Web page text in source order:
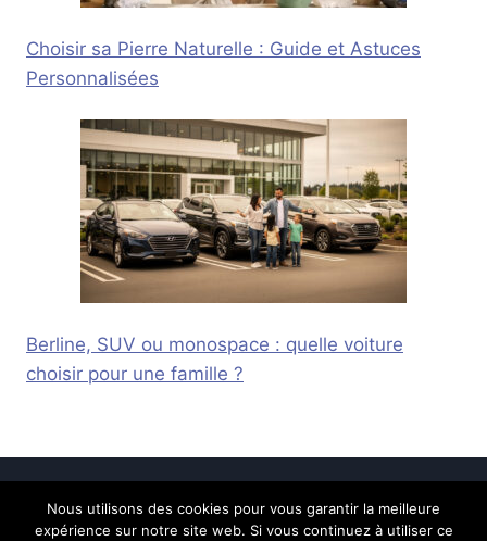
Choisir sa Pierre Naturelle : Guide et Astuces
Personnalisées
Berline, SUV ou monospace : quelle voiture
choisir pour une famille ?
© 2026 Calais Online - Mentions légales-
Nous utilisons des cookies pour vous garantir la meilleure
expérience sur notre site web. Si vous continuez à utiliser ce